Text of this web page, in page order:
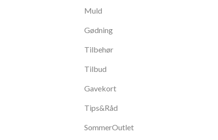
Muld
Gødning
Tilbehør
Tilbud
Gavekort
Tips&Råd
SommerOutlet